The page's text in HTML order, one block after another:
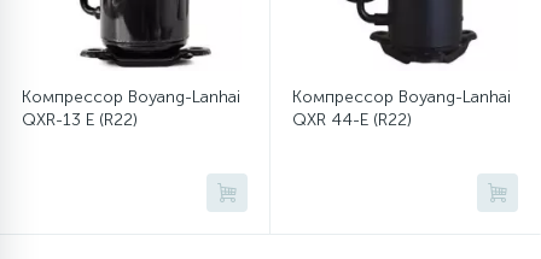
Компрессор Boyang-Lanhai
QXR-13 E (R22)
Компрессор Boyang-Lanhai
QXR 44-E (R22)